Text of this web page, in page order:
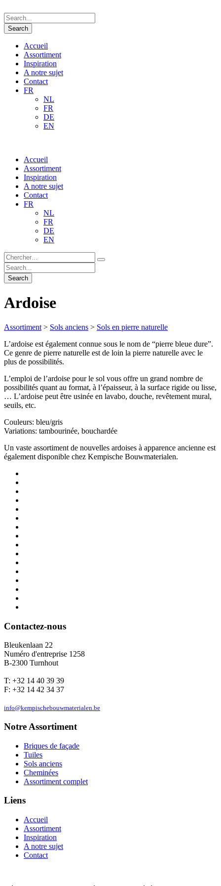
Accueil
Assortiment
Inspiration
A notre sujet
Contact
FR
NL
FR
DE
EN
Accueil
Assortiment
Inspiration
A notre sujet
Contact
FR
NL
FR
DE
EN
Ardoise
Assortiment > Sols anciens > Sols en pierre naturelle
L’ardoise est également connue sous le nom de “pierre bleue dure”.
Ce genre de pierre naturelle est de loin la pierre naturelle avec le
plus de possibilités.
L’emploi de l’ardoise pour le sol vous offre un grand nombre de
possibilités quant au format, à l’épaisseur, à la surface rigide ou lisse,
… L’ardoise peut être usinée en lavabo, douche, revêtement mural,
seuils, etc.
Couleurs: bleu/gris
Variations: tambourinée, bouchardée
Un vaste assortiment de nouvelles ardoises à apparence ancienne est
également disponible chez Kempische Bouwmaterialen.
Contactez-nous
Bleukenlaan 22
Numéro d'entreprise 1258
B-2300 Turnhout
T: +32 14 40 39 39
F: +32 14 42 34 37
info@kempischebouwmaterialen.be
Notre Assortiment
Briques de façade
Tuiles
Sols anciens
Cheminées
Assortiment complet
Liens
Accueil
Assortiment
Inspiration
A notre sujet
Contact